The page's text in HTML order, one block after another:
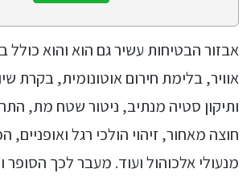
אוויר, בלימת חירום אוטונומית, בקרת
ותיקון סטיה מנתיב, ניטור שטח מת,
חוצה מאחור, זיהוי הולכי רגל
מנעולי אלכוהול ועוד. מעבר לכך הסופר